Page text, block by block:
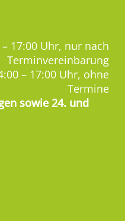
– 17:00 Uhr, nur nach
Terminvereinbarung
– 17:00 Uhr, ohne
Termine
sowie 24. und